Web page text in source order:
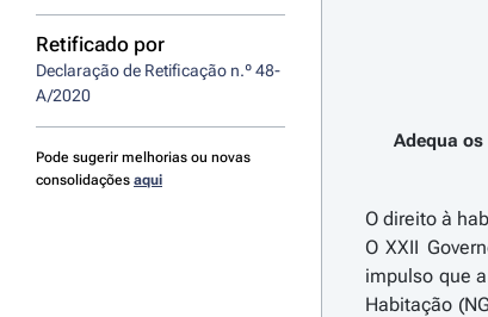
Retificado por
Declaração de Retificação n.º 48-
A/2020
Pode sugerir melhorias ou novas
consolidações aqui
Adequa
O direito à
O XXII
impulso que
Habitação